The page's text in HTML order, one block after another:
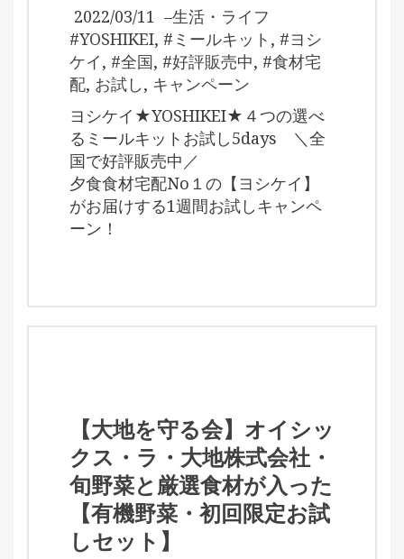
2022/03/11 –生活・ライフ
#YOSHIKEI, #ミールキット , #ヨシ
ケイ, #全国, #好評販売中, #食材宅
配, お試し, キャンペーン
ヨシケイ★YOSHIKEI★４つの選べ
るミールキットお試し5days ＼全
国で好評販売中／
夕食食材宅配No１の【ヨシケイ】
がお届けする1週間お試しキャンペ
ーン！
【大地を守る会】オイシッ
クス・ラ・大地株式会社・
旬野菜と厳選食材が入った
【有機野菜・初回限定お試
しセット】